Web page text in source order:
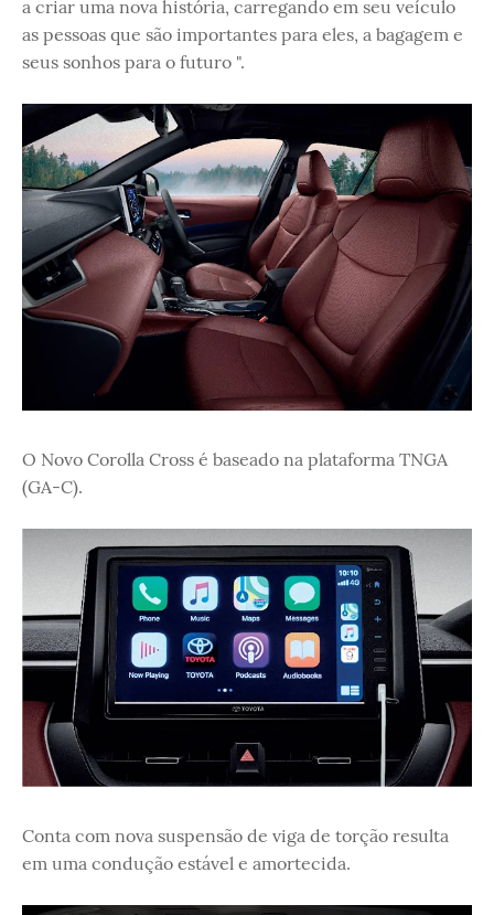
a criar uma nova história, carregando em seu veículo
as pessoas que são importantes para eles, a bagagem e
seus sonhos para o futuro ".
O Novo Corolla Cross é baseado na plataforma TNGA
(GA-C).
Conta com nova suspensão de viga de torção resulta
em uma condução estável e amortecida.